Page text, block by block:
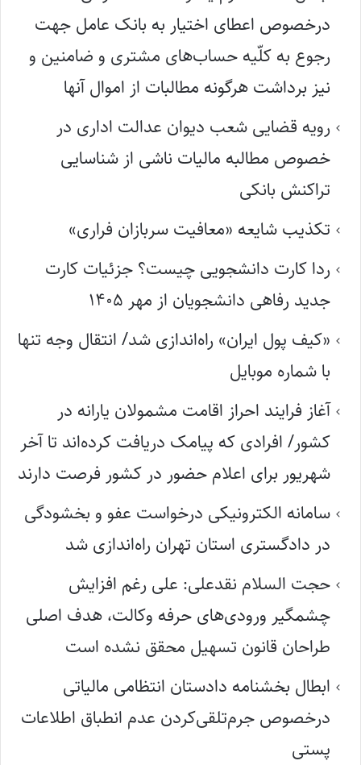
درخصوص اعطای اختیار به بانک عامل جهت
رجوع به کلّیه حساب‌های مشتری و ضامنین و
نیز برداشت هرگونه مطالبات از اموال آنها
رویه قضایی شعب دیوان عدالت اداری در
خصوص مطالبه مالیات ناشی از شناسایی
تراکنش بانکی
تکذیب شایعه «معافیت سربازان فراری»
ردا کارت دانشجویی چیست؟ جزئیات کارت
جدید رفاهی دانشجویان از مهر ۱۴۰۵
«کیف پول ایران» راه‌اندازی شد/ انتقال وجه تنها
با شماره موبایل
آغاز فرایند احراز اقامت مشمولان یارانه در
کشور/ افرادی که پیامک دریافت کرده‌اند تا آخر
شهریور برای اعلام حضور در کشور فرصت دارند
سامانه الکترونیکی درخواست عفو و بخشودگی
در دادگستری استان تهران راه‌اندازی شد
حجت السلام نقدعلی: علی رغم افزایش
چشمگیر ورودی‌های حرفه وکالت، هدف اصلی
طراحان قانون تسهیل محقق نشده است
ابطال بخشنامه دادستان انتظامی مالیاتی
درخصوص جرم‌تلقی‌کردن عدم انطباق اطلاعات
پستی